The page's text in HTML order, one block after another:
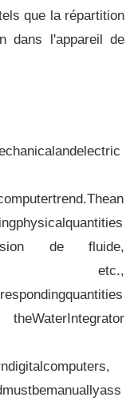
que la répartition
dans l'appareil de
de fluide,
etc.,
theWaterIntegrator